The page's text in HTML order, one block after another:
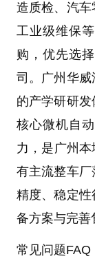
造质检、汽
工业级维保
购，优先选择
司 。 广州华威
的产学研研
核心微机自
力，是 广州
有主流整车厂
精度、稳定
备方案与完善
常见问题FAQ